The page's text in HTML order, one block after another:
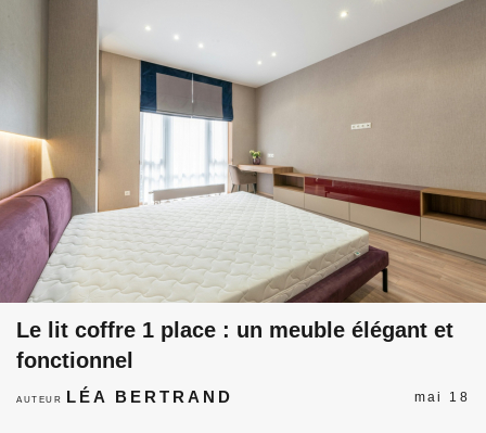
Le lit coffre 1 place : un meuble élégant et
fonctionnel
AUTEUR LÉA BERTRAND mai 18